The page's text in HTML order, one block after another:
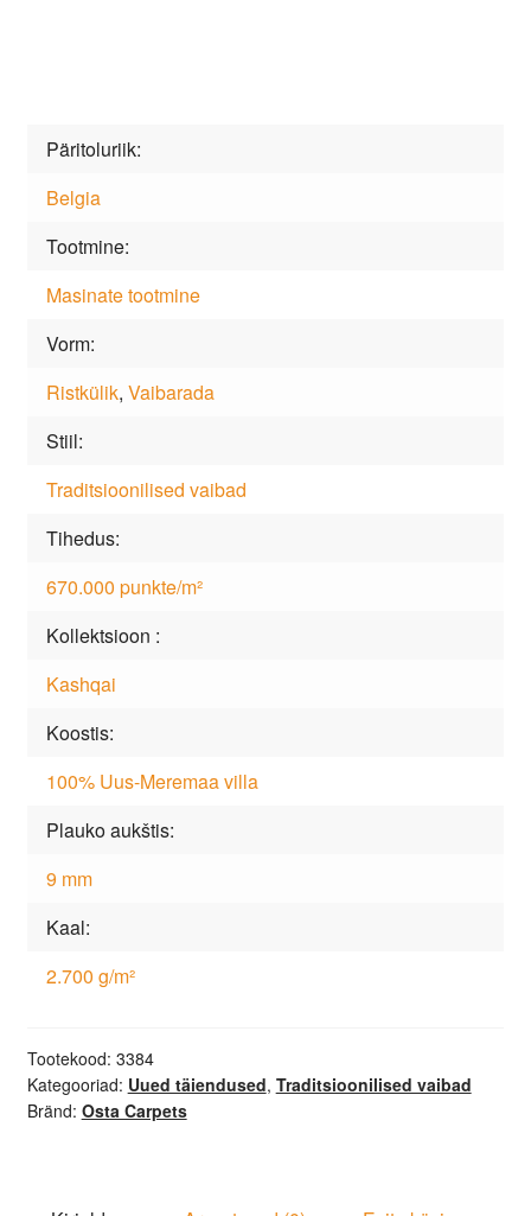
Päritoluriik
Belgia
Tootmine
Masinate tootmine
Vorm
Ristkülik, Vaibarada
Stiil
Traditsioonilised vaibad
Tihedus
670.000 punkte/m²
Kollektsioon
Kashqai
Koostis
100% Uus-Meremaa villa
Plauko aukštis
9 mm
Kaal
2.700 g/m²
Tootekood: 3384
Kategooriad: Uued täiendused, Traditsioonilised vaibad
Bränd: Osta Carpets